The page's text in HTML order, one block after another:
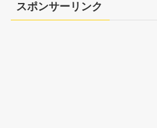
スポンサーリンク